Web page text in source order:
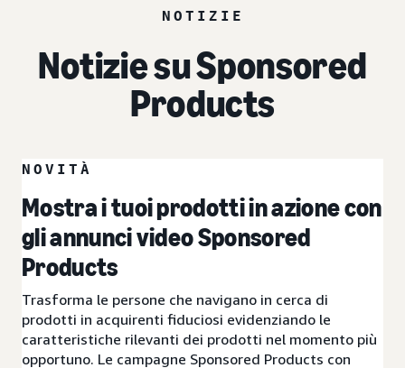
NOTIZIE
Notizie su Sponsored
Products
NOVITÀ
Mostra i tuoi prodotti in azione con
gli annunci video Sponsored
Products
Trasforma le persone che navigano in cerca di
prodotti in acquirenti fiduciosi evidenziando le
caratteristiche rilevanti dei prodotti nel momento più
opportuno. Le campagne Sponsored Products con